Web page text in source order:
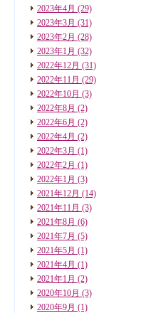
2023年4月 (29)
2023年3月 (31)
2023年2月 (28)
2023年1月 (32)
2022年12月 (31)
2022年11月 (29)
2022年10月 (3)
2022年8月 (2)
2022年6月 (2)
2022年4月 (2)
2022年3月 (1)
2022年2月 (1)
2022年1月 (3)
2021年12月 (14)
2021年11月 (3)
2021年8月 (6)
2021年7月 (5)
2021年5月 (1)
2021年4月 (1)
2021年1月 (2)
2020年10月 (3)
2020年9月 (1)